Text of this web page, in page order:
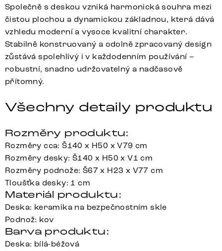
Společně s deskou vzniká harmonická souhra mezi
čistou plochou a dynamickou základnou, která dává
vzhledu moderní a vysoce kvalitní charakter.
Stabilně konstruovaný a odolně zpracovaný design
zůstává spolehlivý i v každodenním používání –
robustní, snadno udržovatelný a nadčasově
přítomný.
Všechny detaily produktu
Rozměry produktu:
Rozměry cca: Š140 x H50 x V79 cm
Rozměry desky: Š140 x H50 x V1 cm
Rozměry podnože: Š67 x H23 x V77 cm
Tloušťka desky: 1 cm
Materiál produktu:
Deska: keramika na bezpečnostním skle
Podnož: kov
Barva produktu:
Deska: bílá-béžová